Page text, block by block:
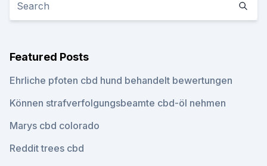
Featured Posts
Ehrliche pfoten cbd hund behandelt bewertungen
Können strafverfolgungsbeamte cbd-öl nehmen
Marys cbd colorado
Reddit trees cbd